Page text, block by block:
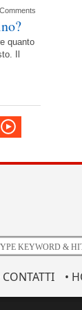
quanto
Il
CONTATTI •